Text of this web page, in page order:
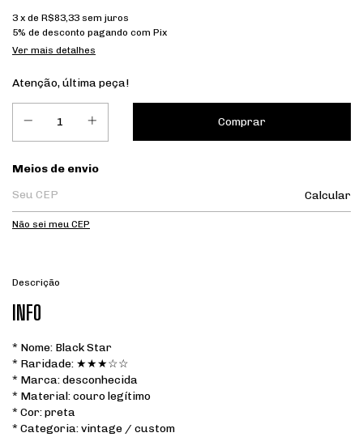
3 x de R$83,33 sem juros
5% de desconto pagando com Pix
Ver mais detalhes
Atenção, última peça!
Entregas para o CEP:
Meios de envio
Calcular
Não sei meu CEP
Descrição
INFO
* Nome: Black Star
* Raridade: ★★★☆☆
* Marca: desconhecida
* Material: couro legítimo
* Cor: preta
* Categoria: vintage / custom